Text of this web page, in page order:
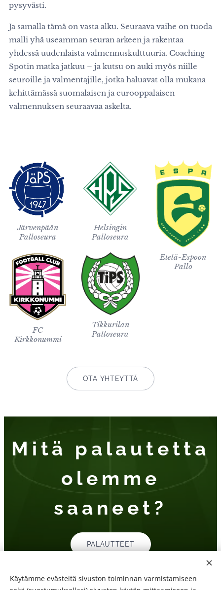
pysyvästi.
Ja samalla tämä on vasta alku. Seuraava vaihe on tuoda
malli yhä useamman seuran arkeen ja rakentaa
yhdessä uudenlaista valmennuskulttuuria. Coaching
Spotin matka jatkuu – ja kutsu on auki myös niille
seuroille ja valmentajille, jotka haluavat olla mukana
kehittämässä suomalaisen ja eurooppalaisen
valmennuksen seuraavaa askelta.
Järvenpään
Palloseura
Helsingin
Palloseura
Etelä-Espoon
Pallo
FC
Kirkkonummi
Tikkurilan
Palloseura
OTA YHTEYTTÄ
Mitä palautetta
olemme
saaneet?
PALAUTTEET
Käytämme evästeitä sivuston toiminnan varmistamiseen